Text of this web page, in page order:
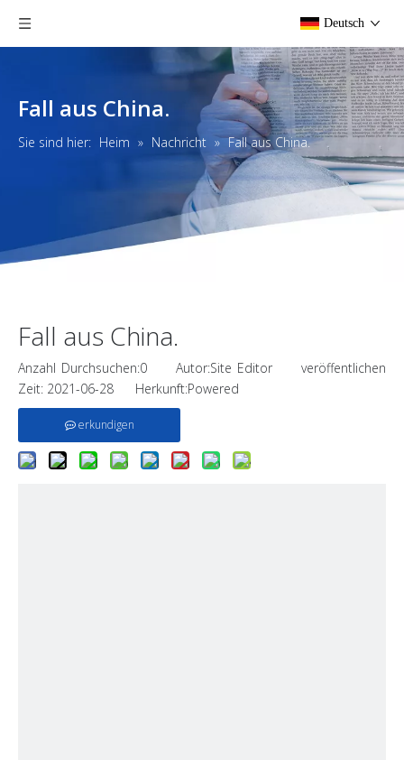
Deutsch
Fall aus China.
Sie sind hier: Heim » Nachricht » Fall aus China.
Fall aus China.
Anzahl Durchsuchen:0 Autor:Site Editor veröffentlichen
Zeit: 2021-06-28 Herkunft:Powered
erkundigen